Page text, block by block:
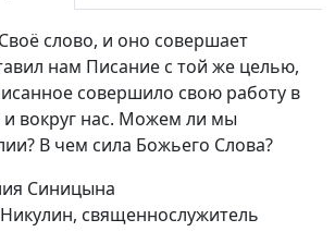
доктор богословии
Юлия Синицына,
Андрей Довгель,
священнослужитель,
доктор богословии
в
священнослужитель,
слово, и оно совершает
нам Писание с той же целью,
совершило свою работу в
и вокруг нас. Можем ли мы
В чем сила Божьего Слова?
Синицына
священнослужитель